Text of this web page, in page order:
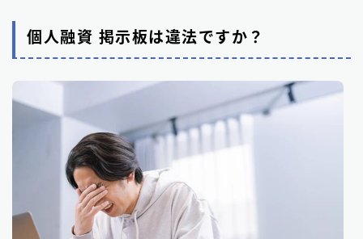
個人融資 掲示板は違法ですか？